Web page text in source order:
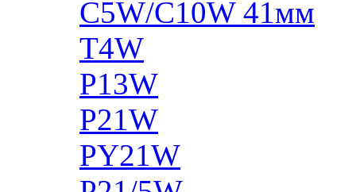
C5W/C10W 41мм
T4W
P13W
P21W
PY21W